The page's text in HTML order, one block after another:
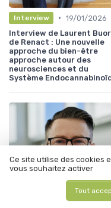
Interview • 19/01/2026
Interview de Laurent
de Renact : Une nouvelle
approche du bien-être
approche autour des
neurosciences et du
Système
Ce site utilise des cookies
vous souhaitez activer
Tout